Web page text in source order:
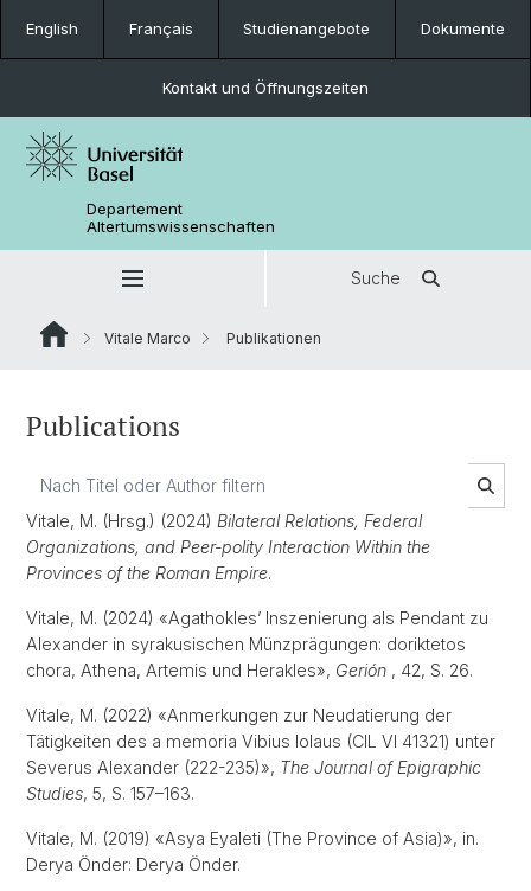
English Français Studienangebote Dokumente
Kontakt und Öffnungszeiten
Departement
Altertumswissenschaften
Suche
Vitale Marco Publikationen
Publications
Vitale, M. (Hrsg.) (2024) Bilateral Relations, Federal
Organizations, and Peer-polity Interaction Within the
Provinces of the Roman Empire.
Vitale, M. (2024) «Agathokles’ Inszenierung als Pendant zu
Alexander in syrakusischen Münzprägungen: doriktetos
chora, Athena, Artemis und Herakles», Gerión , 42, S. 26.
Vitale, M. (2022) «Anmerkungen zur Neudatierung der
Tätigkeiten des a memoria Vibius Iolaus (CIL VI 41321) unter
Severus Alexander (222-235)», The Journal of Epigraphic
Studies, 5, S. 157–163.
Vitale, M. (2019) «Asya Eyaleti (The Province of Asia)», in.
Derya Önder: Derya Önder.